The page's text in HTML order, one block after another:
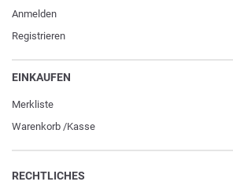
Anmelden
Registrieren
EINKAUFEN
Merkliste
Warenkorb /Kasse
RECHTLICHES